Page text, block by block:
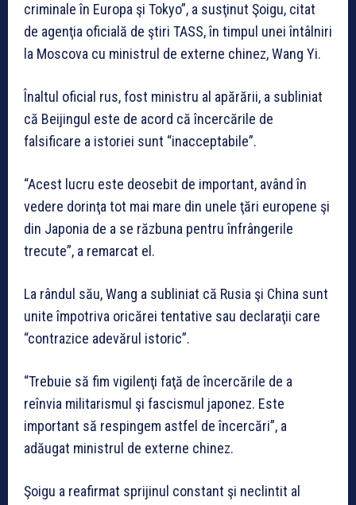
criminale în Europa şi Tokyo”, a susţinut Şoigu, citat
de agenţia oficială de ştiri TASS, în timpul unei întâlniri
la Moscova cu ministrul de externe chinez, Wang Yi.
Înaltul oficial rus, fost ministru al apărării, a subliniat
că Beijingul este de acord că încercările de
falsificare a istoriei sunt “inacceptabile”.
“Acest lucru este deosebit de important, având în
vedere dorinţa tot mai mare din unele ţări europene şi
din Japonia de a se răzbuna pentru înfrângerile
trecute”, a remarcat el.
La rândul său, Wang a subliniat că Rusia şi China sunt
unite împotriva oricărei tentative sau declaraţii care
“contrazice adevărul istoric”.
“Trebuie să fim vigilenţi faţă de încercările de a
reînvia militarismul şi fascismul japonez. Este
important să respingem astfel de încercări”, a
adăugat ministrul de externe chinez.
Şoigu a reafirmat sprijinul constant şi neclintit al